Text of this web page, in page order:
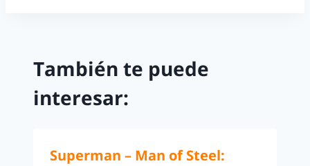
También te puede
interesar:
Superman – Man of Steel: